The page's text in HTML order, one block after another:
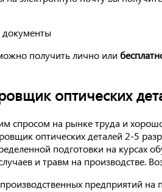
документы
получить лично или
оптических
спросом на рынке труда и
оптических деталей 2-5
подготовки на
и травм на производстве.
предприятий